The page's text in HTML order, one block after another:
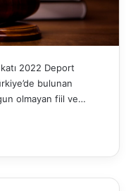
2022 Deport
bulunan
olmayan fiil ve…